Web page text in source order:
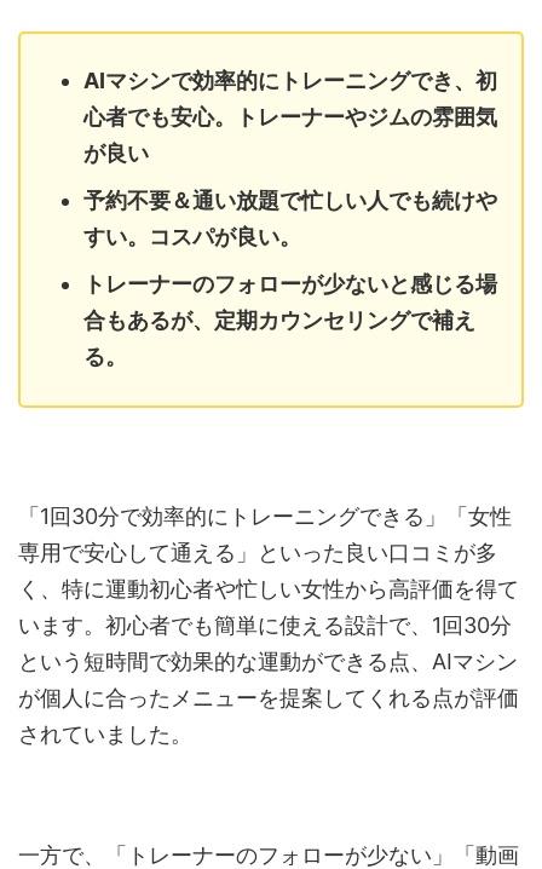
AIマシンで効率的にトレーニングでき、初
心者でも安心。トレーナーやジムの雰囲気
が良い
予約不要＆通い放題で忙しい人でも続けや
すい。コスパが良い。
トレーナーのフォローが少ないと感じる場
合もあるが、定期カウンセリングで補え
る。
「1回30分で効率的にトレーニングできる」「女性
専用で安心して通える」といった良い口コミが多
く、特に運動初心者や忙しい女性から高評価を得て
います。初心者でも簡単に使える設計で、1回30分
という短時間で効果的な運動ができる点、AIマシン
が個人に合ったメニューを提案してくれる点が評価
されていました。
一方で、「トレーナーのフォローが少ない」「動画